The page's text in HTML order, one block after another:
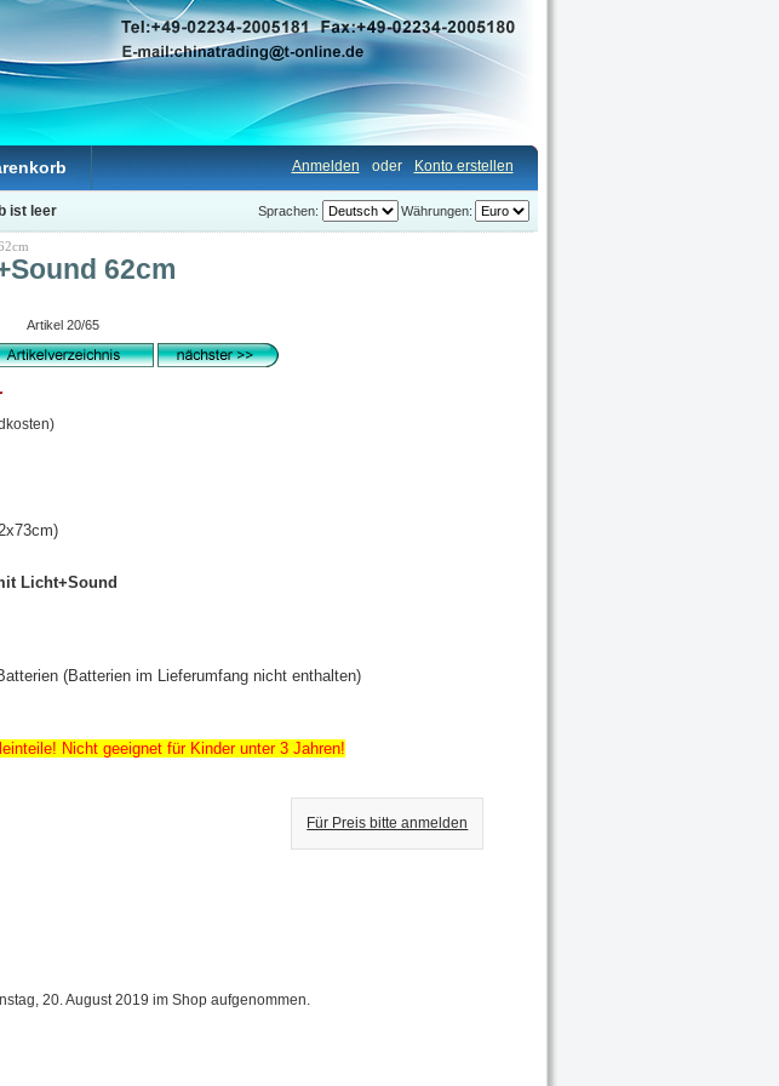
Anmelden oder Konto erstellen
ist leer Währungen:
Sprachen:
62cm
Artikel 20/65
Licht+Sound
(Batterien im Lieferumfang nicht enthalten)
Nicht geeignet für Kinder unter 3 Jahren!
Für Preis bitte anmelden
20. August 2019 im Shop aufgenommen.